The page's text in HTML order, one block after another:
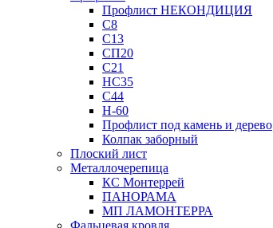
Профлист НЕКОНДИЦИЯ
С8
С13
СП20
С21
НС35
С44
Н-60
Профлист под камень и дерево
Колпак заборный
Плоский лист
Металлочерепица
КС Монтеррей
ПАНОРАМА
МП ЛАМОНТЕРРА
Фальцевая кровля